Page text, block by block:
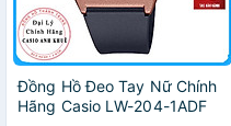
Đồng Hồ Đeo Tay Nữ Chính
Hãng Casio LW-204-1ADF